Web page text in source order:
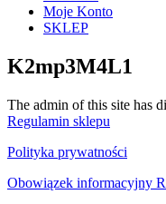
Moje Konto
SKLEP
K2mp3M4L1
The admin of this site has
Regulamin sklepu
Polityka prywatności
Obowiązek informacyjny